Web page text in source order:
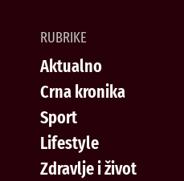
RUBRIKE
Aktualno
Crna kronika
Sport
Lifestyle
Zdravlje i život